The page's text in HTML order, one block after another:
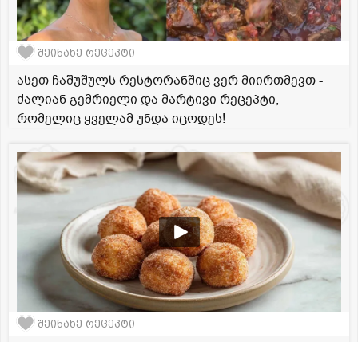
შეინახე რეცეპტი
ასეთ ჩაშუშულს რესტორანშიც ვერ მიირთმევთ -
ძალიან გემრიელი და მარტივი რეცეპტი,
რომელიც ყველამ უნდა იცოდეს!
შეინახე რეცეპტი